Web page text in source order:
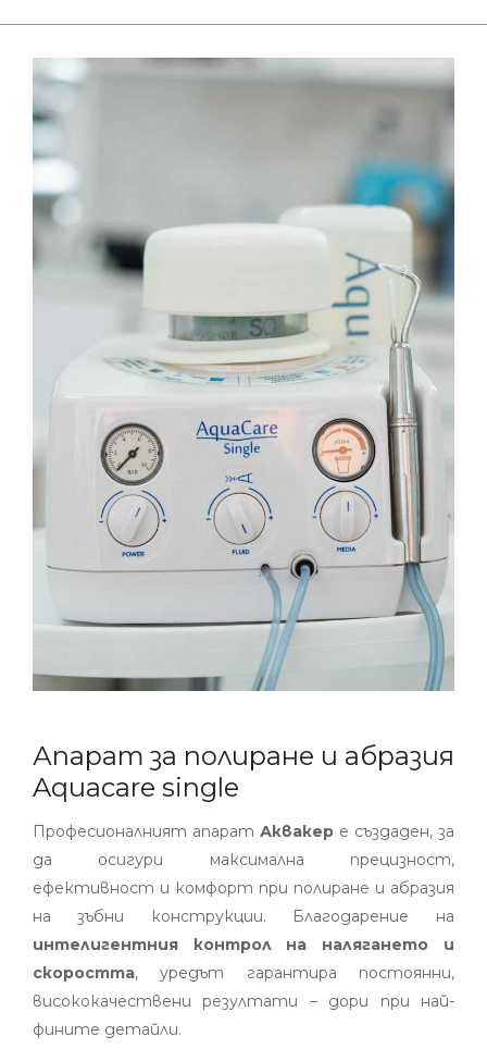
Апарат за полиране и абразия
Aquacare single
Професионалният апарат Аквакер е създаден, за
да осигури максимална прецизност,
ефективност и комфорт при полиране и абразия
на зъбни конструкции. Благодарение на
интелигентния контрол на налягането и
скоростта, уредът гарантира постоянни,
висококачествени резултати – дори при най-
фините детайли.